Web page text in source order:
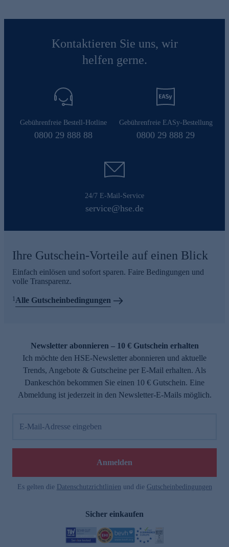
Kontaktieren Sie uns, wir
helfen gerne.
Gebührenfreie Bestell-Hotline
0800 29 888 88
Gebührenfreie EASy-Bestellung
0800 29 888 29
24/7 E-Mail-Service
service@hse.de
Ihre Gutschein-Vorteile auf einen Blick
Einfach einlösen und sofort sparen. Faire Bedingungen und
volle Transparenz.
1 Alle Gutscheinbedingungen
Newsletter abonnieren – 10 € Gutschein erhalten
Ich möchte den HSE-Newsletter abonnieren und aktuelle
Trends, Angebote & Gutscheine per E-Mail erhalten. Als
Dankeschön bekommen Sie einen 10 € Gutschein. Eine
Abmeldung ist jederzeit in den Newsletter-E-Mails möglich.
E-Mail-Adresse eingeben
Anmelden
Es gelten die Datenschutzrichtlinien und die Gutscheinbedingungen
Sicher einkaufen